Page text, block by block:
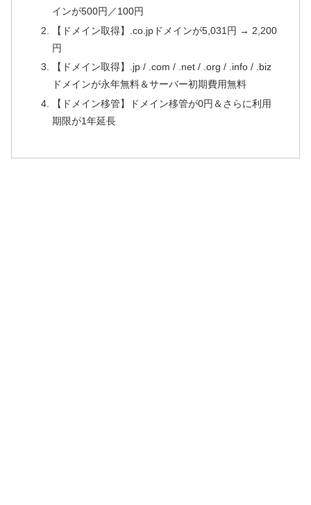
インが500円／100円
【ドメイン取得】.co.jpドメインが5,031円 → 2,200
円
【ドメイン取得】.jp / .com / .net / .org / .info / .biz
ドメインが永年無料＆サーバー初期費用無料
【ドメイン移管】ドメイン移管が0円＆さらに利用
期限が1年延長